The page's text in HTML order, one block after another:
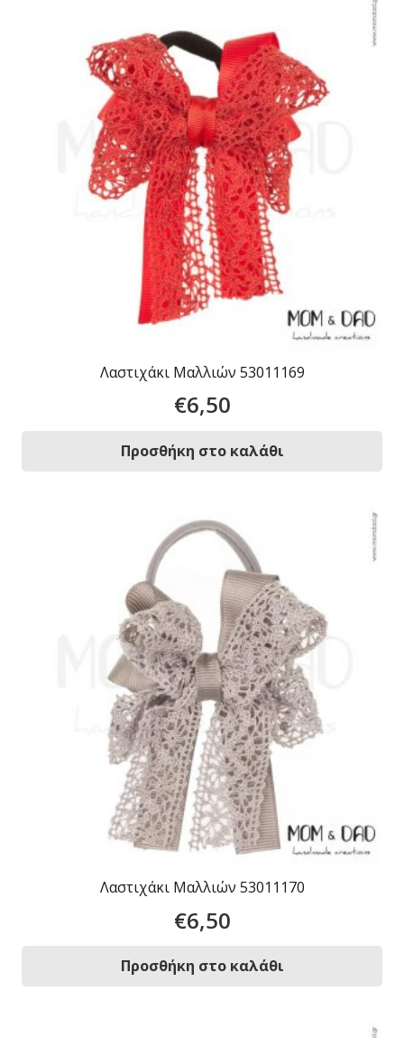
Λαστιχάκι Μαλλιών 53011169
€6,50
Προσθήκη στο καλάθι
Λαστιχάκι Μαλλιών 53011170
€6,50
Προσθήκη στο καλάθι